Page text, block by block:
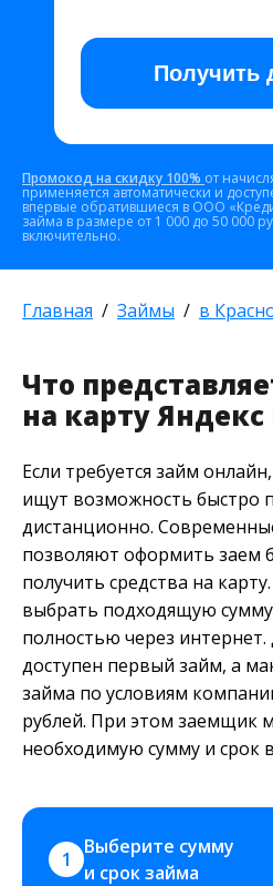
Получить
Промокод на скидку 100% от
применяется автоматически и
впервые обратившиеся в ООО
займа в размере от 1 000 до 50 000
включительно.
Главная Займы в
Что
на карту Яндекс
Если требуется займ
ищут возможность быстро
дистанционно.
позволяют оформить заем
получить средства на
выбрать подходящую
полностью через
доступен первый займ, а
займа по условиям
рублей. При этом заемщик
необходимую сумму и срок
1
Выберите сумму
и срок займа